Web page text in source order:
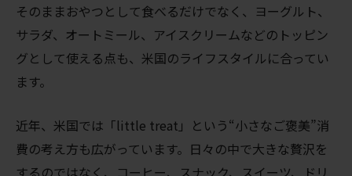
そのままおやつとして食べるだけでなく、ヨーグルト、
サラダ、オートミール、アイスクリームなどのトッピン
グとして使える点も、米国のライフスタイルに合ってい
ます。
近年、米国では「little treat」という“小さなご褒美”消
費の考え方も広がっています。日々の中で大きな贅沢を
するのではなく、コーヒー、スナック、スイーツ、ドリ